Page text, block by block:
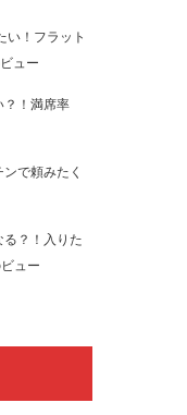
い！フラット
ュー
？！満席率
で頼みたく
？！入りた
ュー